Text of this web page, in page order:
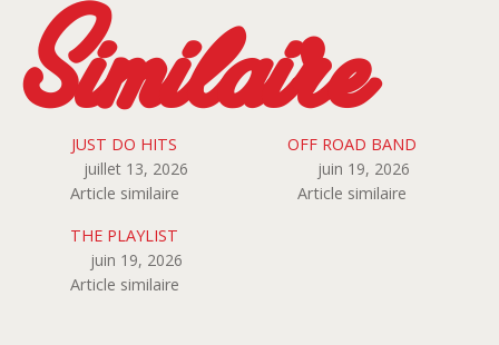
Similaire
JUST DO HITS
juillet 13, 2026
Article similaire
OFF ROAD BAND
juin 19, 2026
Article similaire
THE PLAYLIST
juin 19, 2026
Article similaire